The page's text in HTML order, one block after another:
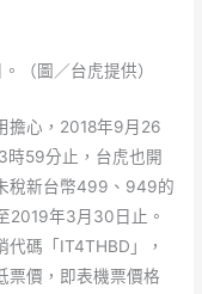
（圖／台虎提供）
擔心，2018年9月26
時59分止，台虎也開
稅新台幣499、949的
2019年3月30日止。
碼「IT4THBD」，
票價，即表機票價格